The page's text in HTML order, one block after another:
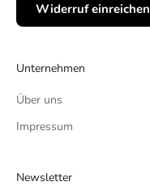
Widerruf einreichen
Unternehmen
Über uns
Impressum
Newsletter